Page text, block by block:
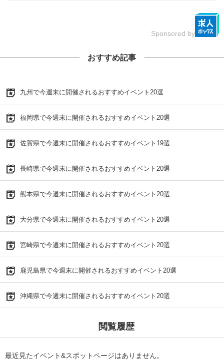
Sponsored by
おすすめ記事
九州で今週末に開催されるおすすめイベント20選
福岡県で今週末に開催されるおすすめイベント20選
佐賀県で今週末に開催されるおすすめイベント19選
長崎県で今週末に開催されるおすすめイベント20選
熊本県で今週末に開催されるおすすめイベント20選
大分県で今週末に開催されるおすすめイベント20選
宮崎県で今週末に開催されるおすすめイベント20選
鹿児島県で今週末に開催されるおすすめイベント20選
沖縄県で今週末に開催されるおすすめイベント20選
閲覧履歴
最近見たイベント&スポットページはありません。